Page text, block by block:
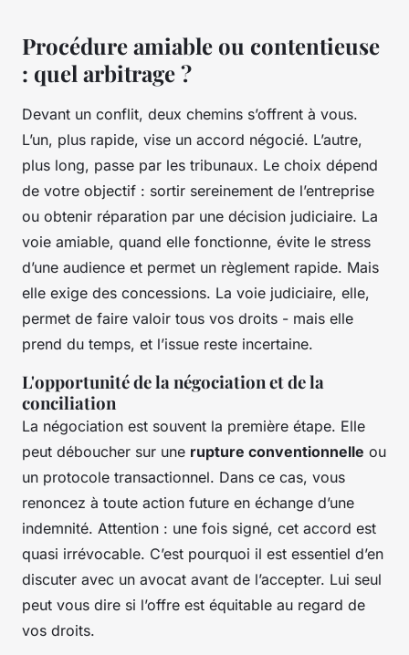
Procédure amiable ou contentieuse
: quel arbitrage ?
Devant un conflit, deux chemins s’offrent à vous.
L’un, plus rapide, vise un accord négocié. L’autre,
plus long, passe par les tribunaux. Le choix dépend
de votre objectif : sortir sereinement de l’entreprise
ou obtenir réparation par une décision judiciaire. La
voie amiable, quand elle fonctionne, évite le stress
d’une audience et permet un règlement rapide. Mais
elle exige des concessions. La voie judiciaire, elle,
permet de faire valoir tous vos droits - mais elle
prend du temps, et l’issue reste incertaine.
L'opportunité de la négociation et de la
conciliation
La négociation est souvent la première étape. Elle
peut déboucher sur une rupture conventionnelle ou
un protocole transactionnel. Dans ce cas, vous
renoncez à toute action future en échange d’une
indemnité. Attention : une fois signé, cet accord est
quasi irrévocable. C’est pourquoi il est essentiel d’en
discuter avec un avocat avant de l’accepter. Lui seul
peut vous dire si l’offre est équitable au regard de
vos droits.